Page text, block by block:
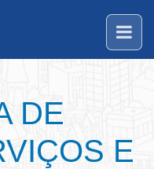
DE
E